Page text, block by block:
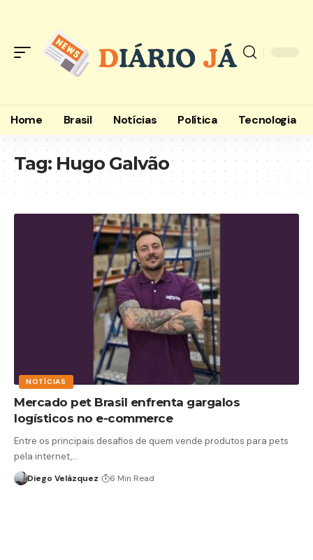
Home Brasil Notícias Política Tecnologia
Tag: Hugo Galvão
NOTÍCIAS
Mercado pet Brasil enfrenta gargalos
logísticos no e-commerce
Entre os principais desafios de quem vende produtos para pets
pela internet,…
Diego Velázquez 6 Min Read